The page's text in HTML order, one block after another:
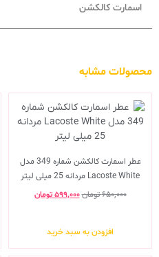
اسمارت کالکشن
محصولات مشابه
عطر اسمارت کالکشن شماره 349 مدل
Lacoste White مردانه 25 میلی لیتر
۶۵۰,۰۰۰تومان۵۹۹,۰۰۰ تومان
افزودن به سبد خرید